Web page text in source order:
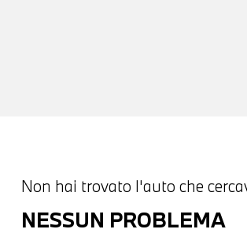
Non hai trovato l'auto che
NESSUN PROBLEMA